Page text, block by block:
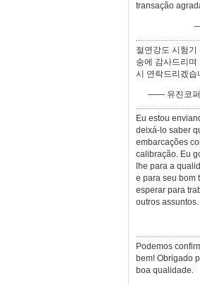
transação
절연강도 시험기
송에 감사드리며
시 연락드리겠습
—— 유진코퍼
Eu estou
deixá-lo saber
embarcações
calibração. Eu
lhe para a
e para seu bom
esperar para
outros assuntos.
Podemos
bem! Obrigado
boa qualidade.